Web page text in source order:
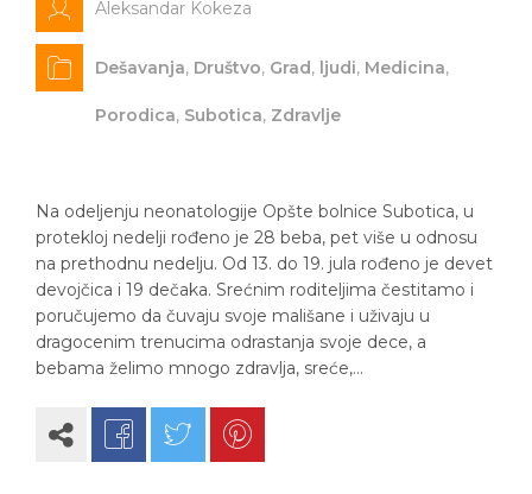
Aleksandar Kokeza
Dešavanja, Društvo, Grad, ljudi, Medicina,
Porodica, Subotica, Zdravlje
Na odeljenju neonatologije Opšte bolnice Subotica, u
protekloj nedelji rođeno je 28 beba, pet više u odnosu
na prethodnu nedelju. Od 13. do 19. jula rođeno je devet
devojčica i 19 dečaka. Srećnim roditeljima čestitamo i
poručujemo da čuvaju svoje mališane i uživaju u
dragocenim trenucima odrastanja svoje dece, a
bebama želimo mnogo zdravlja, sreće,…